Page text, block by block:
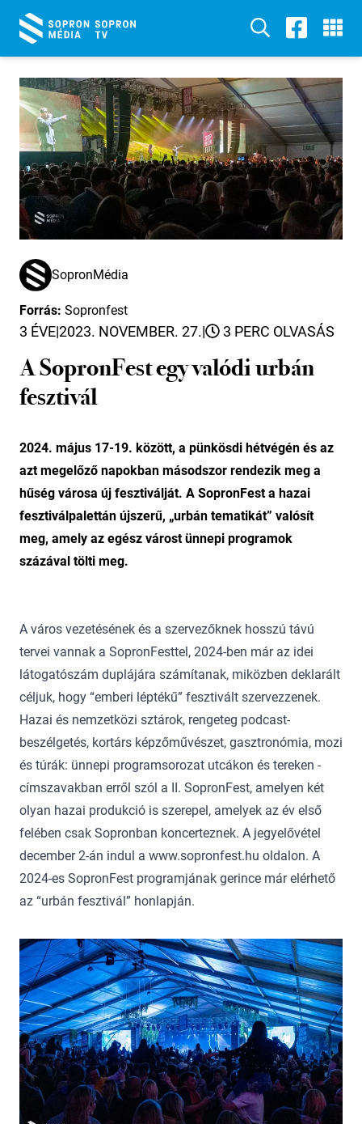
SopronMédia
Forrás: Sopronfest
3 ÉVE|2023. NOVEMBER. 27.| 3 PERC OLVASÁS
A SopronFest egy valódi urbán
fesztivál
2024. május 17-19. között, a pünkösdi hétvégén és az
azt megelőző napokban másodszor rendezik meg a
hűség városa új fesztiválját. A SopronFest a hazai
fesztiválpalettán újszerű, „urbán tematikát” valósít
meg, amely az egész várost ünnepi programok
százával tölti meg.
A város vezetésének és a szervezőknek hosszú távú
tervei vannak a SopronFesttel, 2024-ben már az idei
látogatószám duplájára számítanak, miközben deklarált
céljuk, hogy “emberi léptékű” fesztivált szervezzenek.
Hazai és nemzetközi sztárok, rengeteg podcast-
beszélgetés, kortárs képzőművészet, gasztronómia, mozi
és túrák: ünnepi programsorozat utcákon és tereken -
címszavakban erről szól a II. SopronFest, amelyen két
olyan hazai produkció is szerepel, amelyek az év első
felében csak Sopronban koncerteznek. A jegyelővétel
december 2-án indul a www.sopronfest.hu oldalon. A
2024-es SopronFest programjának gerince már elérhető
az “urbán fesztivál” honlapján.